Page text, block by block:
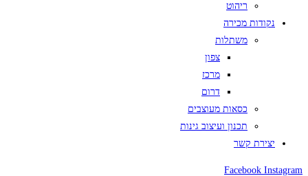
ריהוט
נקודות מכירה
משתלות
צפון
מרכז
דרום
כסאות מעוצבים
תכנון ועיצוב גינות
יצירת קשר
Facebook Instagram